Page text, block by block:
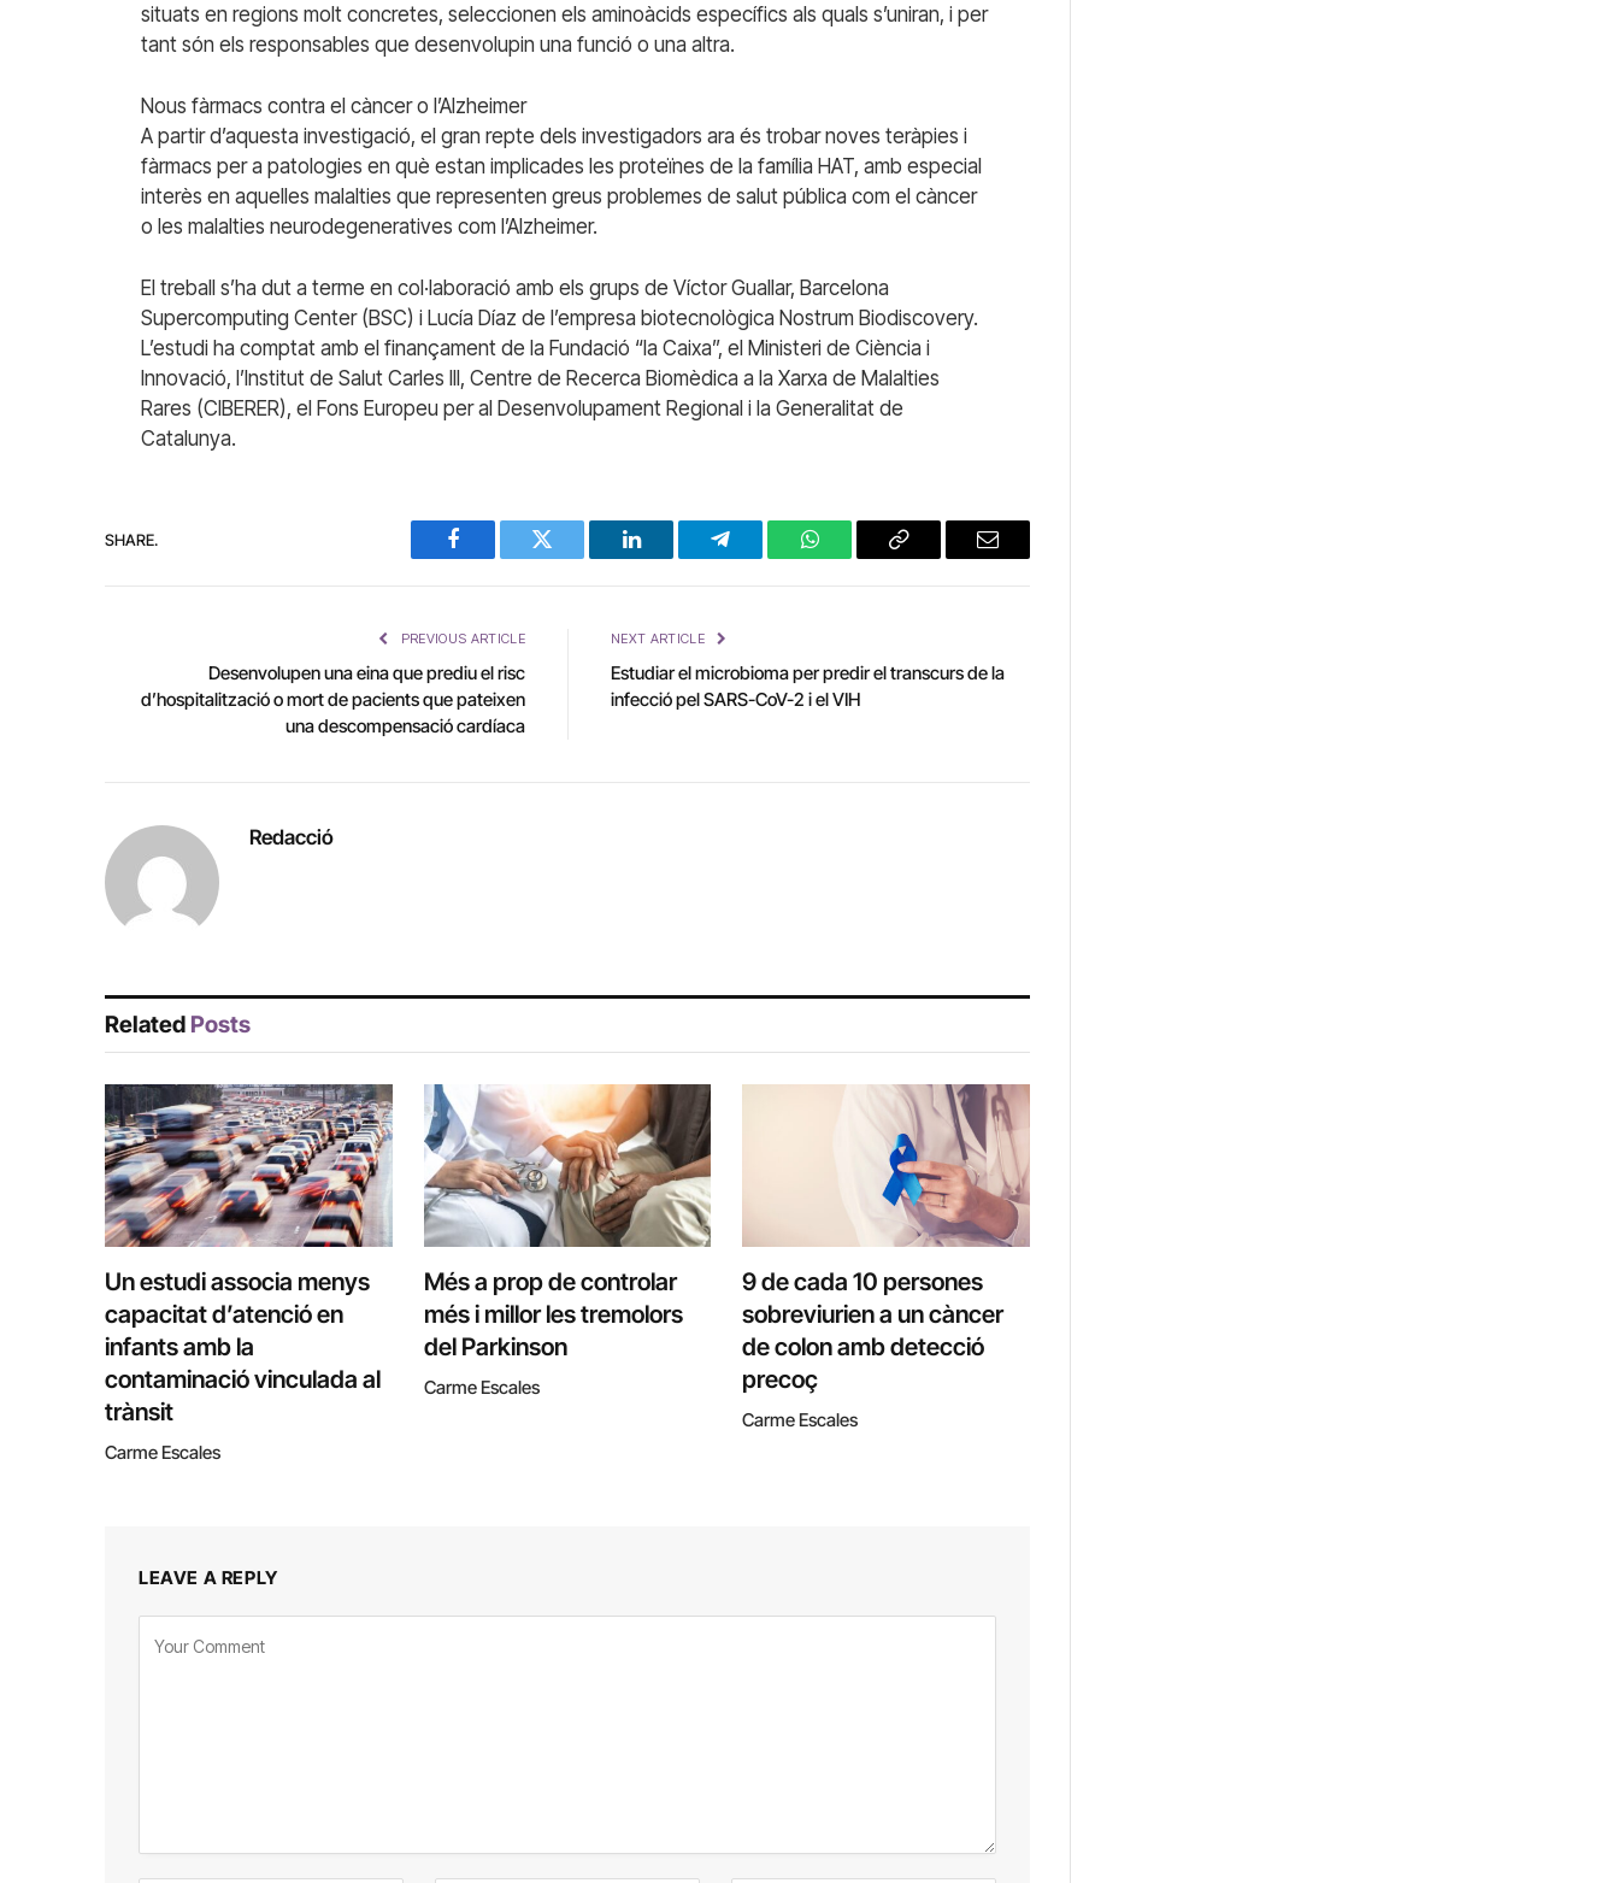
situats en regions molt concretes, seleccionen els aminoàcids específics als quals s’uniran, i per
tant són els responsables que desenvolupin una funció o una altra.
Nous fàrmacs contra el càncer o l’Alzheimer
A partir d’aquesta investigació, el gran repte dels investigadors ara és trobar noves teràpies i
fàrmacs per a patologies en què estan implicades les proteïnes de la família HAT, amb especial
interès en aquelles malalties que representen greus problemes de salut pública com el càncer
o les malalties neurodegeneratives com l’Alzheimer.
El treball s’ha dut a terme en col·laboració amb els grups de Víctor Guallar, Barcelona
Supercomputing Center (BSC) i Lucía Díaz de l’empresa biotecnològica Nostrum Biodiscovery.
L’estudi ha comptat amb el finançament de la Fundació “la Caixa”, el Ministeri de Ciència i
Innovació, l’Institut de Salut Carles III, Centre de Recerca Biomèdica a la Xarxa de Malalties
Rares (CIBERER), el Fons Europeu per al Desenvolupament Regional i la Generalitat de
Catalunya.
SHARE.
Facebook Twitter LinkedIn Telegram WhatsAppCopy
Email
PREVIOUS ARTICLE
Desenvolupen una eina que prediu el risc
d’hospitalització o mort de pacients que pateixen
una descompensació cardíaca
NEXT ARTICLE
Estudiar el microbioma per predir el transcurs de la
infecció pel SARS-CoV-2 i el VIH
Redacció
Related Posts
Un estudi associa menys
capacitat d’atenció en
infants amb la
contaminació vinculada al
trànsit
Carme Escales
Més a prop de controlar
més i millor les tremolors
del Parkinson
Carme Escales
9 de cada 10 persones
sobreviurien a un càncer
de colon amb detecció
precoç
Carme Escales
LEAVE A REPLY